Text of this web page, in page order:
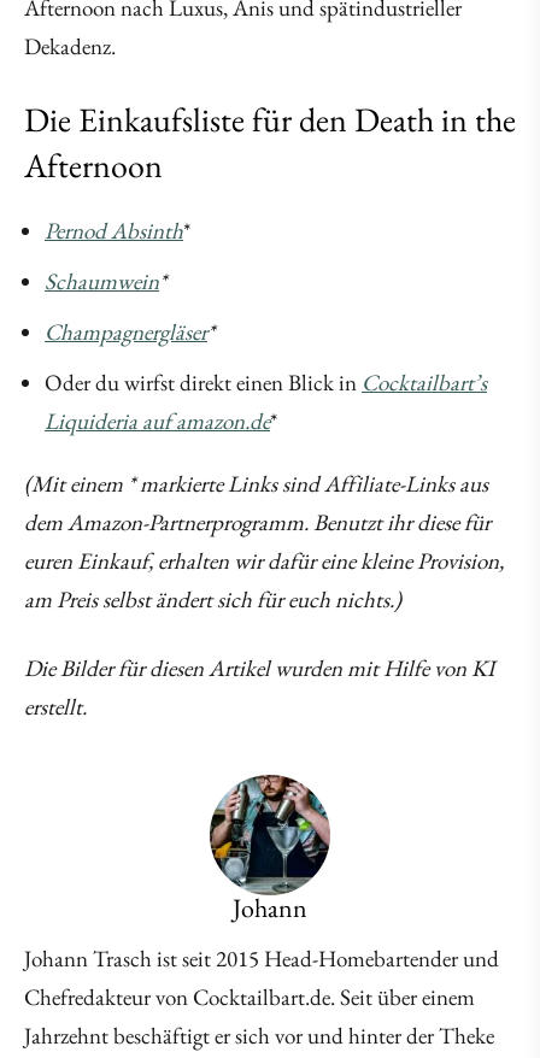
Afternoon nach Luxus, Anis und spätindustrieller
Dekadenz.
Die Einkaufsliste für den Death in the
Afternoon
Pernod Absinth*
Schaumwein*
Champagnergläser*
Oder du wirfst direkt einen Blick in Cocktailbart’s
Liquideria auf amazon.de*
(Mit einem * markierte Links sind Affiliate-Links aus
dem Amazon-Partnerprogramm. Benutzt ihr diese für
euren Einkauf, erhalten wir dafür eine kleine Provision,
am Preis selbst ändert sich für euch nichts.)
Die Bilder für diesen Artikel wurden mit Hilfe von KI
erstellt.
Johann
Johann Trasch ist seit 2015 Head-Homebartender und
Chefredakteur von Cocktailbart.de. Seit über einem
Jahrzehnt beschäftigt er sich vor und hinter der Theke